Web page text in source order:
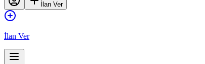
İlan Ver
İlan Ver